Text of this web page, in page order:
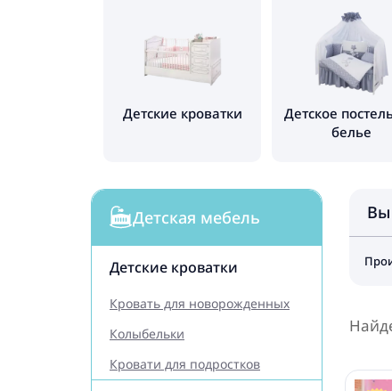
Детские кроватки
Детское
белье
Детская мебель
Детские кроватки
Кровать для новорожденных
Колыбельки
Кровати для подростков